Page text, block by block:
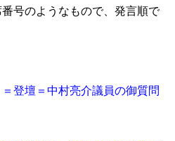
号のようなもので、発言順で
登壇＝中村亮介議員の御質問